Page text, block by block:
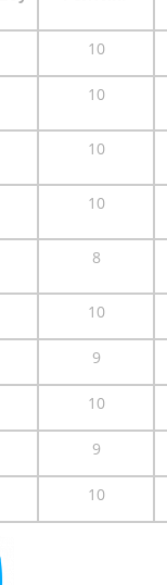
10
10
10
10
8
10
9
10
9
10